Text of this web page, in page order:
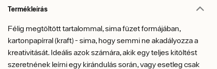
Termékleírás
Félig megtöltött tartalommal, sima füzet formájában,
kartonpapírral (kraft) - sima, hogy semmi ne akadályozza a
kreativitását. Ideális azok számára, akik egy teljes kitöltést
szeretnének leírni egy kirándulás során, vagy esetleg csak